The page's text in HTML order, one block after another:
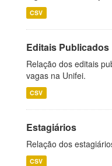
CSV
Editais Publicados
Relação dos editais
vagas na Unifei.
CSV
Estagiários
Relação dos
CSV